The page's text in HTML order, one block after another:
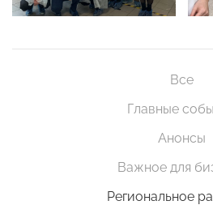
Все
Главные
Анонсы
Важное для
Региональное